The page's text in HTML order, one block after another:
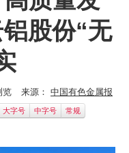
股份“无
览 来源： 中国有色金属报
大字号 中字号 常规